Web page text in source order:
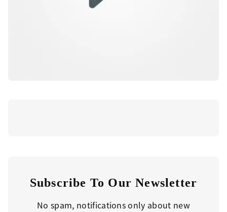
Subscribe To Our Newsletter
No spam, notifications only about new